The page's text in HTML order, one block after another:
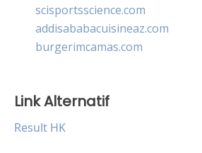
scisportsscience.com
addisababacuisineaz.com
burgerimcamas.com
Link Alternatif
Result HK